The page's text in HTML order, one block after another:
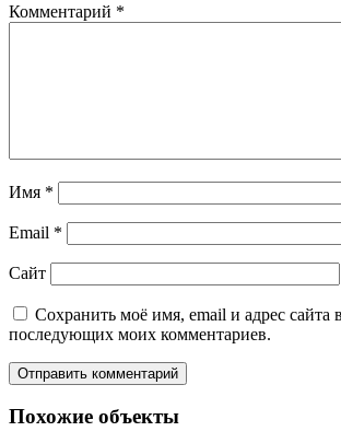
Комментарий *
Имя *
Email *
Сайт
Сохранить моё имя, email и адрес сайта
последующих моих комментариев.
Похожие объекты